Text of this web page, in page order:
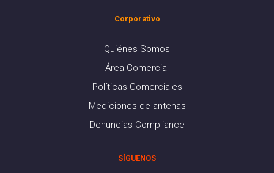
Corporativo
Quiénes Somos
Área Comercial
Políticas Comerciales
Mediciones de antenas
Denuncias Compliance
SÍGUENOS